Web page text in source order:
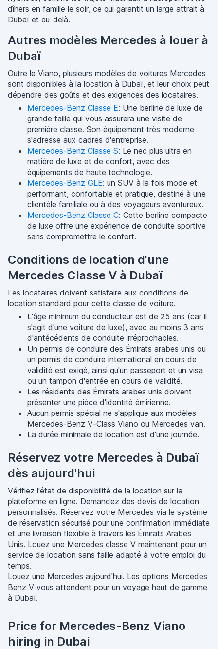
dîners en famille le soir, ce qui garantit un large attrait à
Dubaï et au-delà.
Autres modèles Mercedes à louer à
Dubaï
Outre le Viano, plusieurs modèles de voitures Mercedes
sont disponibles à la location à Dubaï, et leur choix peut
dépendre des goûts et des exigences des locataires.
Mercedes-Benz Classe E: Une berline de luxe de
grande taille qui vous assurera une visite de
première classe. Son équipement très moderne
s'adresse aux cadres d'entreprise.
Mercedes-Benz Classe S: Le nec plus ultra en
matière de luxe et de confort, avec des
équipements de haute technologie.
Mercedes-Benz GLE: un SUV à la fois mode et
performant, confortable et pratique, destiné à une
clientèle familiale ou à des voyageurs aventureux.
Mercedes-Benz Classe C: Cette berline compacte
de luxe offre une expérience de conduite sportive
sans compromettre le confort.
Conditions de location d'une
Mercedes Classe V à Dubaï
Les locataires doivent satisfaire aux conditions de
location standard pour cette classe de voiture.
L'âge minimum du conducteur est de 25 ans (car il
s'agit d'une voiture de luxe), avec au moins 3 ans
d'antécédents de conduite irréprochables.
Un permis de conduire des Émirats arabes unis ou
un permis de conduire international en cours de
validité est exigé, ainsi qu'un passeport et un visa
ou un tampon d'entrée en cours de validité.
Les résidents des Émirats arabes unis doivent
présenter une pièce d'identité émirienne.
Aucun permis spécial ne s'applique aux modèles
Mercedes-Benz V-Class Viano ou Mercedes van.
La durée minimale de location est d'une journée.
Réservez votre Mercedes à Dubaï
dès aujourd'hui
Vérifiez l'état de disponibilité de la location sur la
plateforme en ligne. Demandez des devis de location
personnalisés. Réservez votre Mercedes via le système
de réservation sécurisé pour une confirmation immédiate
et une livraison flexible à travers les Émirats Arabes
Unis. Louez une Mercedes classe V maintenant pour un
service de location sans faille adapté à votre emploi du
temps.
Louez une Mercedes aujourd'hui. Les options Mercedes
Benz V vous attendent pour un voyage haut de gamme
à Dubaï.
Price for Mercedes-Benz Viano
hiring in Dubai